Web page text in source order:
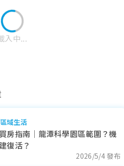
入中...
區域生活
房指南｜龍潭科學園區範圍？機
復活？
2026/5/4 發布